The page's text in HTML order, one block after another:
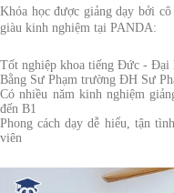
Khóa học được giảng dạy bởi
giàu kinh nghiệm tại PANDA:
Tốt nghiệp khoa tiếng Đức - Đại
Bằng Sư Phạm trường ĐH Sư
Có nhiều năm kinh nghiệm
đến B1
Phong cách dạy dễ hiểu, tận
viên